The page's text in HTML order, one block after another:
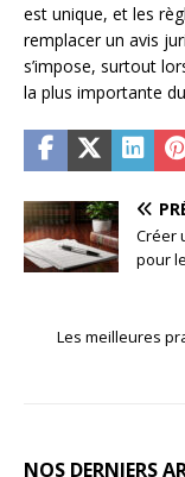
est unique, et les
remplacer un avis
s’impose, surtout
la plus importante
Créer
pour
Les meilleures
NOS DERNIERS